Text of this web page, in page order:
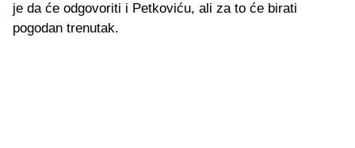
je da će odgovoriti i Petkoviću, ali za to će birati
pogodan trenutak.